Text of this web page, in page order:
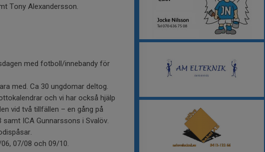
Tony Alexandersson.
med fotboll/innebandy för
med. Ca 30 ungdomar deltog.
och vi har också hjälp
vid två tillfällen – en gång på
ICA Gunnarssons i Svalöv.
07/08 och 09/10.